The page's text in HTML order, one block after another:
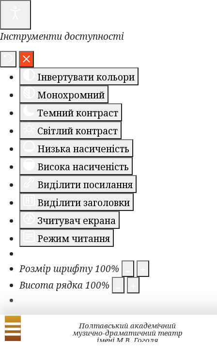
Інструменти доступності
Інвертувати кольори
Монохромний
Темний контраст
Світлий контраст
Низька насиченість
Висока насиченість
Виділити посилання
Виділити заголовки
Зчитувач екрана
Режим читання
Розмір шрифту100%
Висота рядка100%
Полтавський академічний
музично-драматичний театр
імені М.В. Гоголя